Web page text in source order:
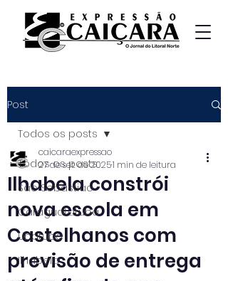
Post
Todos os posts
São Sebastião
Caraguatatuba
Ubatuba
Ilhabela
Todos os posts
Ilhabela constrói
nova escola em
Castelhanos com
previsão de entrega
caicaraexpressao
27 de set. de 20251 min de leitura